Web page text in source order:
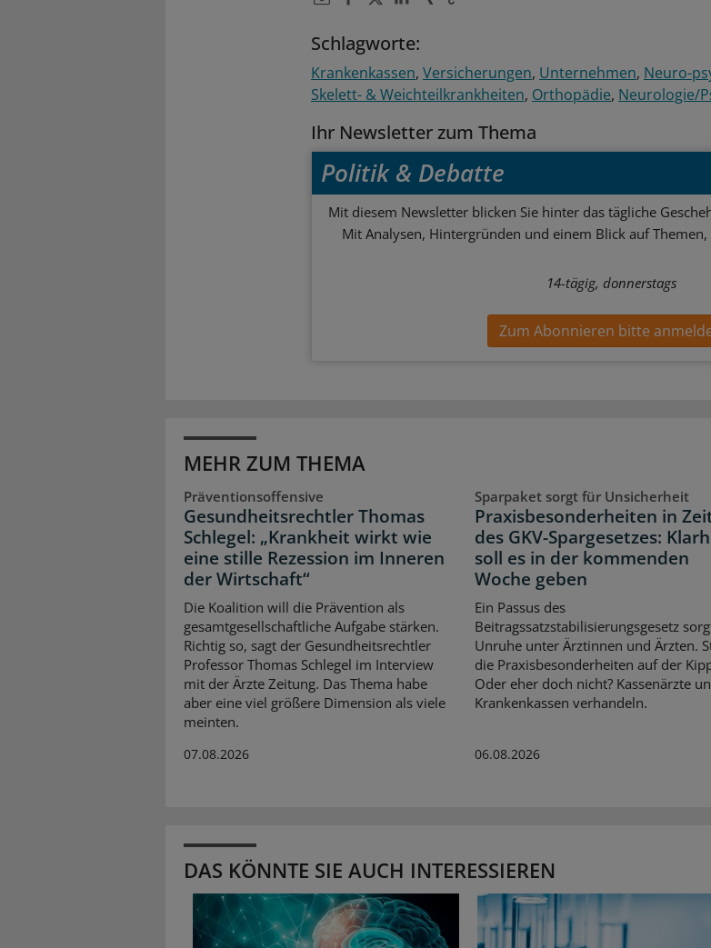
Schlagworte:
Krankenkassen Versicherungen Unternehmen Neuro-
Skelett- & Weichteilkrankheiten Orthopädie Neurologie/
Ihr Newsletter zum Thema
Politik & Debatte
Mit diesem Newsletter blicken Sie hinter das tägliche
Mit Analysen, Hintergründen und einem Blick auf
14-tägig, donnerstags
Zum Abonnieren bitte
MEHR ZUM THEMA
Präventionsoffensive
Gesundheitsrechtler Thomas
Schlegel: „Krankheit wirkt wie
eine stille Rezession im Inneren
der Wirtschaft“
Die Koalition will die Prävention als
gesamtgesellschaftliche Aufgabe stärken.
Richtig so, sagt der Gesundheitsrechtler
Professor Thomas Schlegel im Interview
mit der Ärzte Zeitung. Das Thema habe
aber eine viel größere Dimension als viele
meinten.
07.08.2026
Sparpaket sorgt für Unsicherheit
Praxisbesonderheiten in
des GKV-Spargesetzes:
soll es in der kommenden
Woche geben
Ein Passus des
Beitragssatzstabilisierungsgesetz
Unruhe unter Ärztinnen und Ärzten.
die Praxisbesonderheiten auf der
Oder eher doch nicht? Kassenärzte
Krankenkassen verhandeln.
06.08.2026
DAS KÖNNTE SIE AUCH INTERESSIEREN